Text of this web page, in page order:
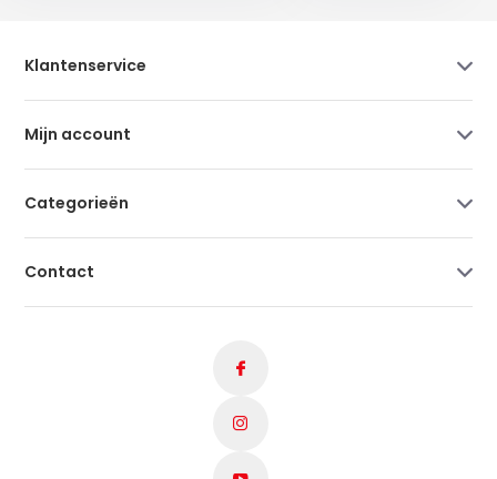
Klantenservice
Mijn account
Categorieën
Contact